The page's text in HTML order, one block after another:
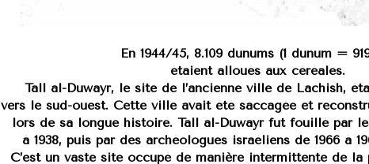
En 1944/45, 8.109 dunums (1 dunum =
étaient alloués aux céréales.
Tall al-Duwayr, le site de l’ancienne ville de Lachish,
vers le sud-ouest. Cette ville avait été saccagée et
lors de sa longue histoire. Tall al-Duwayr fut fouillé par
à 1938, puis par des archéologues israéliens de 1966 à
C’est un vaste site occupé de manière intermittente de